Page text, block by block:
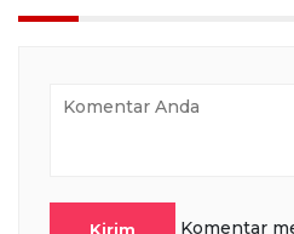
Kirim
Komentar